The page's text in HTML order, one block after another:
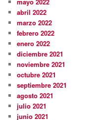
abril 2022
marzo 2022
febrero 2022
enero 2022
diciembre 2021
noviembre 2021
octubre 2021
septiembre 2021
agosto 2021
julio 2021
junio 2021